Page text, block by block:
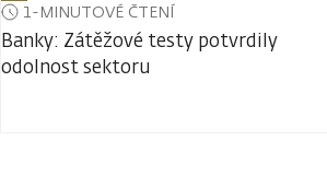
1-MINUTOVÉ ČTENÍ
Banky: Zátěžové testy potvrdily
odolnost sektoru